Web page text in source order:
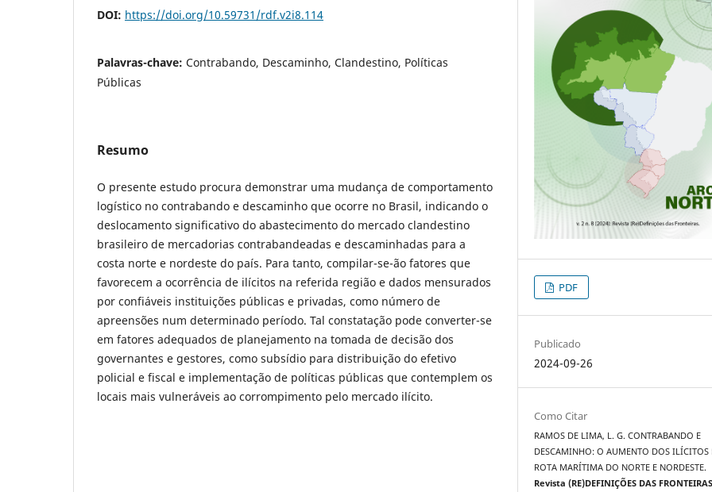
DOI: https://doi.org/10.59731/rdf.v2i8.114
Palavras-chave: Contrabando, Descaminho, Clandestino, Políticas
Públicas
Resumo
O presente estudo procura demonstrar uma mudança de comportamento
logístico no contrabando e descaminho que ocorre no Brasil, indicando o
deslocamento significativo do abastecimento do mercado clandestino
brasileiro de mercadorias contrabandeadas e descaminhadas para a
costa norte e nordeste do país. Para tanto, compilar-se-ão fatores que
favorecem a ocorrência de ilícitos na referida região e dados mensurados
por confiáveis instituições públicas e privadas, como número de
apreensões num determinado período. Tal constatação pode converter-se
em fatores adequados de planejamento na tomada de decisão dos
governantes e gestores, como subsídio para distribuição do efetivo
policial e fiscal e implementação de políticas públicas que contemplem os
locais mais vulneráveis ao corrompimento pelo mercado ilícito.
PDF
Publicado
2024-09-26
Como Citar
RAMOS DE LIMA, L. G. CONTRABANDO E
DESCAMINHO: O AUMENTO DOS ILÍCITOS
ROTA MARÍTIMA DO NORTE E NORDESTE.
Revista (RE)DEFINIÇÕES DAS FRONTEIRAS